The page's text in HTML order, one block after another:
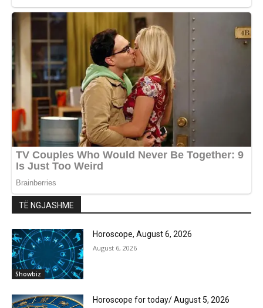
TË NGJASHME
Showbiz
Horoscope, August 6, 2026
August 6, 2026
Horoscope for today/ August 5, 2026